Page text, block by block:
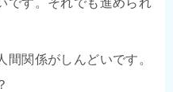
関係がしんどいです。